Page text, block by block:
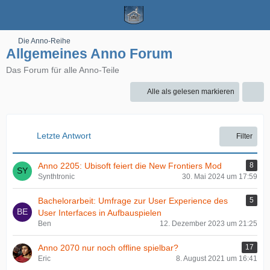
Die Anno-Reihe
Allgemeines Anno Forum
Das Forum für alle Anno-Teile
Alle als gelesen markieren
Letzte Antwort Filter
Anno 2205: Ubisoft feiert die New Frontiers Mod
8
Synthtronic
30. Mai 2024 um 17:59
Bachelorarbeit: Umfrage zur User Experience des
User Interfaces in Aufbauspielen
5
Ben 12. Dezember 2023 um 21:25
Anno 2070 nur noch offline spielbar?
17
Eric
8. August 2021 um 16:41